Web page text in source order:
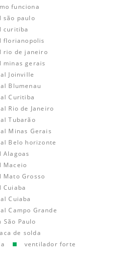
funciona
são paulo
curitiba
florianopolis
rio de janeiro
gerais
Joinville
Blumenau
Curitiba
Rio de Janeiro
Tubarão
Minas Gerais
Belo horizonte
Alagoas
Maceio
Mato Grosso
Cuiaba
Cuiaba
Campo Grande
São Paulo
de solda
ventilador forte